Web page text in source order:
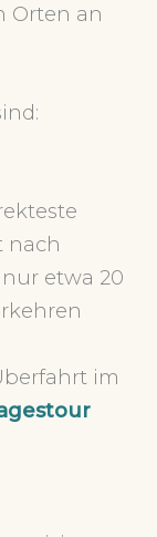
Orten an
nach
etwa 20
im